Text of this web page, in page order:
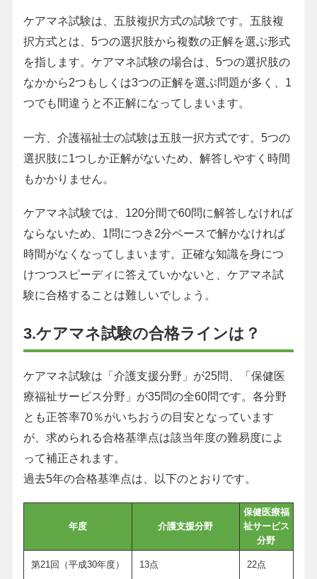
ケアマネ試験は、五肢複択方式の試験です。五肢複
択方式とは、5つの選択肢から複数の正解を選ぶ形式
を指します。ケアマネ試験の場合は、5つの選択肢の
なかから2つもしくは3つの正解を選ぶ問題が多く、1
つでも間違うと不正解になってしまいます。
一方、介護福祉士の試験は五肢一択方式です。5つの
選択肢に1つしか正解がないため、解答しやすく時間
もかかりません。
ケアマネ試験では、120分間で60問に解答しなければ
ならないため、1問につき2分ペースで解かなければ
時間がなくなってしまいます。正確な知識を身につ
けつつスピーディに答えていかないと、ケアマネ試
験に合格することは難しいでしょう。
3.ケアマネ試験の合格ラインは？
ケアマネ試験は「介護支援分野」が25問、「保健医
療福祉サービス分野」が35問の全60問です。各分野
とも正答率70％がいちおうの目安となっています
が、求められる合格基準点は該当年度の難易度によ
って補正されます。
過去5年の合格基準点は、以下のとおりです。
年度 介護支援分野
保健医療福
祉サービス
分野
第21回（平成30年度） 13点 22点